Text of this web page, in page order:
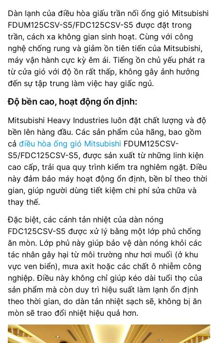
Dàn lạnh của điều hòa giấu trần nối ống gió Mitsubishi
FDUM125CSV-S5/FDC125CSV-S5 được đặt trong
trần, cách xa không gian sinh hoạt. Cùng với công
nghệ chống rung và giảm ồn tiên tiến của Mitsubishi,
máy vận hành cực kỳ êm ái. Tiếng ồn chủ yếu phát ra
từ cửa gió với độ ồn rất thấp, không gây ảnh hưởng
đến sự tập trung làm việc hay giấc ngủ.
Độ bền cao, hoạt động ổn định:
Mitsubishi Heavy Industries luôn đặt chất lượng và độ
bền lên hàng đầu. Các sản phẩm của hãng, bao gồm
cả điều hòa ống gió Mitsubishi FDUM125CSV-
S5/FDC125CSV-S5, được sản xuất từ những linh kiện
cao cấp, trải qua quy trình kiểm tra nghiêm ngặt. Điều
này đảm bảo máy hoạt động ổn định, bền bỉ theo thời
gian, giúp người dùng tiết kiệm chi phí sửa chữa và
thay thế.
Đặc biệt, các cánh tản nhiệt của dàn nóng
FDC125CSV-S5 được xử lý bằng một lớp phủ chống
ăn mòn. Lớp phủ này giúp bảo vệ dàn nóng khỏi các
tác nhân gây hại từ môi trường như hơi muối (ở khu
vực ven biển), mưa axit hoặc các chất ô nhiễm công
nghiệp. Điều này không chỉ giúp kéo dài tuổi thọ của
sản phẩm mà còn duy trì hiệu suất làm lạnh ổn định
theo thời gian, do dàn tản nhiệt sạch sẽ, không bị ăn
mòn sẽ trao đổi nhiệt hiệu quả hơn.